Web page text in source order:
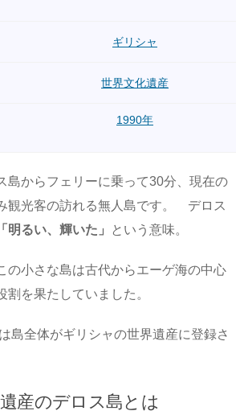
ギリシャ
世界文化遺産
1990年
島からフェリーに乗って30分、現在の
観光客の訪れる無人島です。 デロス
「明るい、輝いた」 という意味。
の小さな島は古代からエーゲ海の中心
割を果たしていました。
島全体がギリシャの世界遺産に登録さ
産のデロス島とは